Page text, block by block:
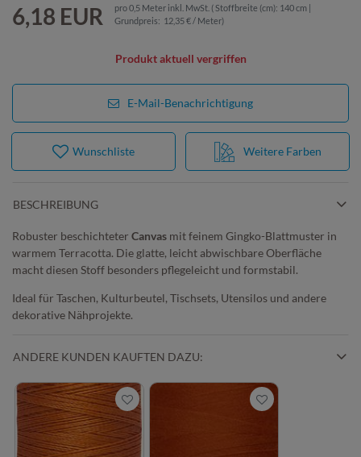
6,18 EUR pro0,5 Meter inkl. MwSt. ( Stoffbreite (cm): 140 cm |
Grundpreis: 12,35 € / Meter)
Produkt aktuell vergriffen
Weitere Farben
Wunschliste
E-Mail-Benachrichtigung
BESCHREIBUNG
Robuster beschichteter Canvas mit feinem Gingko-Blattmuster in
warmem Terracotta. Die glatte, leicht abwischbare Oberfläche
macht diesen Stoff besonders pflegeleicht und formstabil.
Ideal für Taschen, Kulturbeutel, Tischsets, Utensilos und andere
dekorative Nähprojekte.
ANDERE KUNDEN KAUFTEN DAZU: